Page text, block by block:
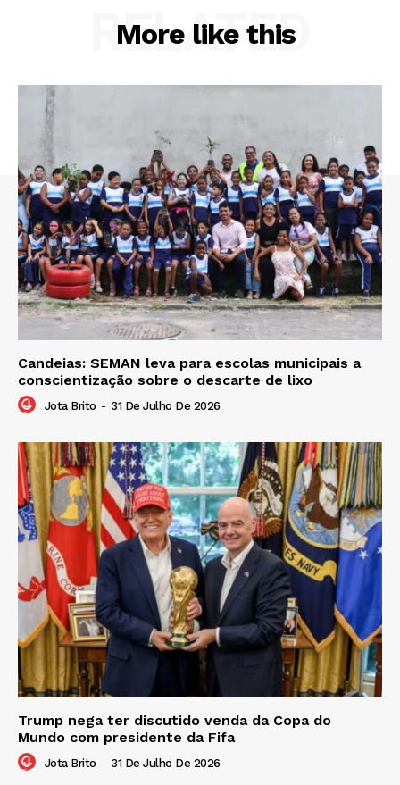
More like this
RELATED
Candeias: SEMAN leva para escolas municipais a
conscientização sobre o descarte de lixo
Jota Brito - 31 De Julho De 2026
Trump nega ter discutido venda da Copa do
Mundo com presidente da Fifa
Jota Brito - 31 De Julho De 2026